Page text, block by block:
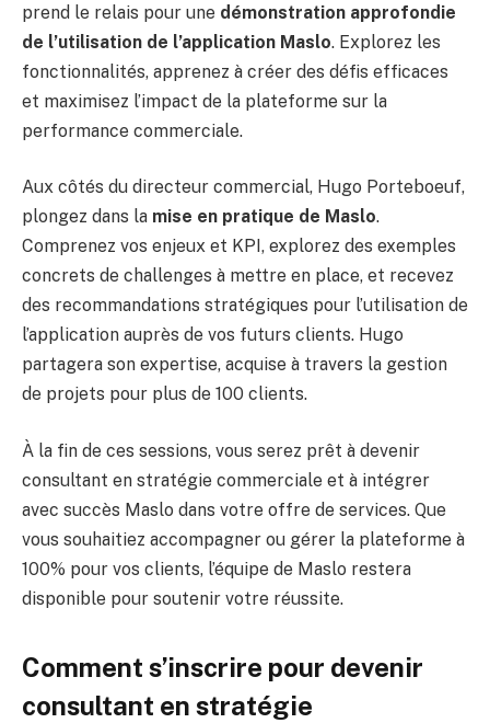
prend le relais pour une démonstration approfondie
de l’utilisation de l’application Maslo. Explorez les
fonctionnalités, apprenez à créer des défis efficaces
et maximisez l’impact de la plateforme sur la
performance commerciale.
Aux côtés du directeur commercial, Hugo Porteboeuf,
plongez dans la mise en pratique de Maslo.
Comprenez vos enjeux et KPI, explorez des exemples
concrets de challenges à mettre en place, et recevez
des recommandations stratégiques pour l’utilisation de
l’application auprès de vos futurs clients. Hugo
partagera son expertise, acquise à travers la gestion
de projets pour plus de 100 clients.
À la fin de ces sessions, vous serez prêt à devenir
consultant en stratégie commerciale et à intégrer
avec succès Maslo dans votre offre de services. Que
vous souhaitiez accompagner ou gérer la plateforme à
100% pour vos clients, l’équipe de Maslo restera
disponible pour soutenir votre réussite.
Comment s’inscrire pour devenir
consultant en stratégie